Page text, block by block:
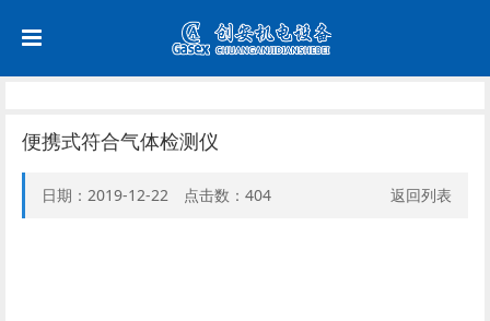
便携式符合气体检测仪
日期：2019-12-22 点击数： 404 返回列表